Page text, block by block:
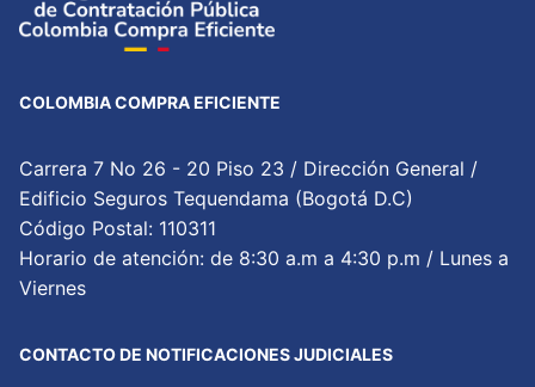
COLOMBIA COMPRA EFICIENTE
Carrera 7 No 26 - 20 Piso 23 / Dirección General /
Edificio Seguros Tequendama (Bogotá D.C)
Código Postal: 110311
Horario de atención: de 8:30 a.m a 4:30 p.m / Lunes a
Viernes
CONTACTO DE NOTIFICACIONES JUDICIALES